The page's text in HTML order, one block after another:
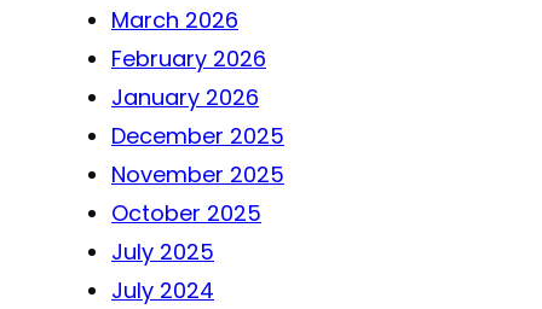
March 2026
February 2026
January 2026
December 2025
November 2025
October 2025
July 2025
July 2024